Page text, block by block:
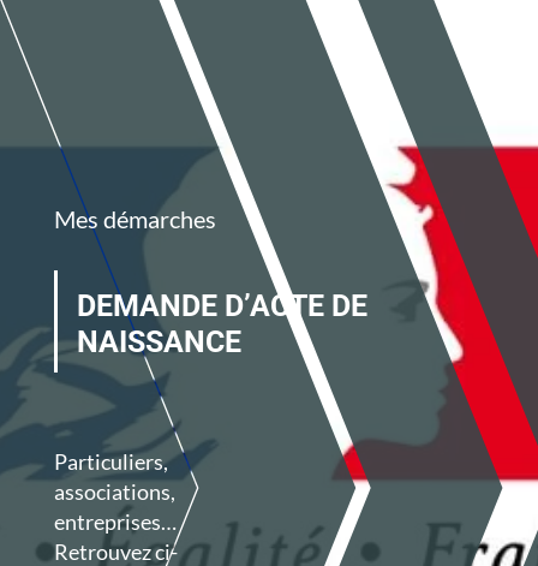
Mes démarches
DEMANDE D’ACTE DE
NAISSANCE
Particuliers,
associations,
entreprises…
Retrouvez ci-